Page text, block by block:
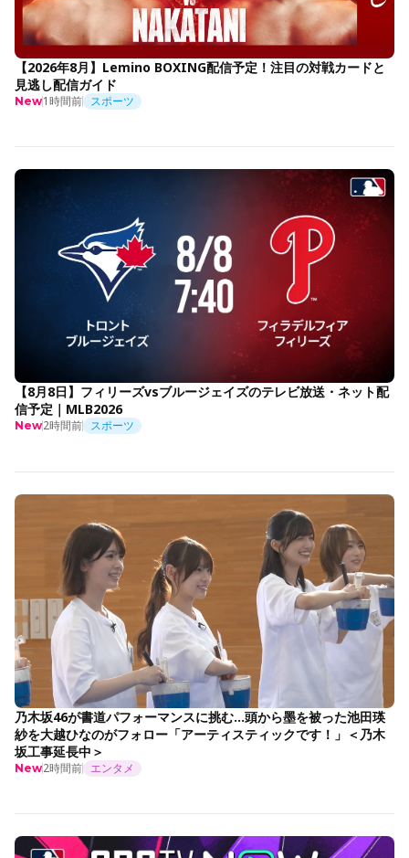
【2026年8月】Lemino BOXING配信予定！注目の対戦カードと
見逃し配信ガイド
New1時間前 スポーツ
【8月8日】フィリーズvsブルージェイズのテレビ放送・ネット配
信予定｜MLB2026
New2時間前 スポーツ
乃木坂46が書道パフォーマンスに挑む…頭から墨を被った池田瑛
紗を大越ひなのがフォロー「アーティスティックです！」＜乃木
坂工事延長中＞
New2時間前 エンタメ